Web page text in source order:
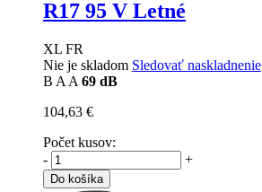
R17 95 V Letné
XL FR
Nie je skladom Sledovať naskladnenie
B A A 69 dB
104,63 €
Počet kusov:
-
+
Do košíka